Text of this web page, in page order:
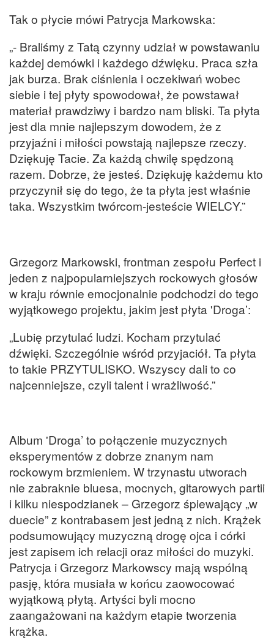
Tak o płycie mówi Patrycja Markowska:
„- Braliśmy z Tatą czynny udział w powstawaniu
każdej demówki i każdego dźwięku. Praca szła
jak burza. Brak ciśnienia i oczekiwań wobec
siebie i tej płyty spowodował, że powstawał
materiał prawdziwy i bardzo nam bliski. Ta płyta
jest dla mnie najlepszym dowodem, że z
przyjaźni i miłości powstają najlepsze rzeczy.
Dziękuję Tacie. Za każdą chwilę spędzoną
razem. Dobrze, że jesteś. Dziękuję każdemu kto
przyczynił się do tego, że ta płyta jest właśnie
taka. Wszystkim twórcom-jesteście WIELCY.”
Grzegorz Markowski, frontman zespołu Perfect i
jeden z najpopularniejszych rockowych głosów
w kraju równie emocjonalnie podchodzi do tego
wyjątkowego projektu, jakim jest płyta 'Droga’:
„Lubię przytulać ludzi. Kocham przytulać
dźwięki. Szczególnie wśród przyjaciół. Ta płyta
to takie PRZYTULISKO. Wszyscy dali to co
najcenniejsze, czyli talent i wrażliwość.”
Album 'Droga’ to połączenie muzycznych
eksperymentów z dobrze znanym nam
rockowym brzmieniem. W trzynastu utworach
nie zabraknie bluesa, mocnych, gitarowych partii
i kilku niespodzianek – Grzegorz śpiewający „w
duecie” z kontrabasem jest jedną z nich. Krążek
podsumowujący muzyczną drogę ojca i córki
jest zapisem ich relacji oraz miłości do muzyki.
Patrycja i Grzegorz Markowscy mają wspólną
pasję, która musiała w końcu zaowocować
wyjątkową płytą. Artyści byli mocno
zaangażowani na każdym etapie tworzenia
krążka.